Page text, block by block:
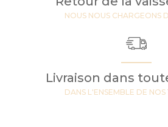
NOUS NOUS CHARGEONS
Livraison dans
DANS L'ENSEMBLE DE NOS